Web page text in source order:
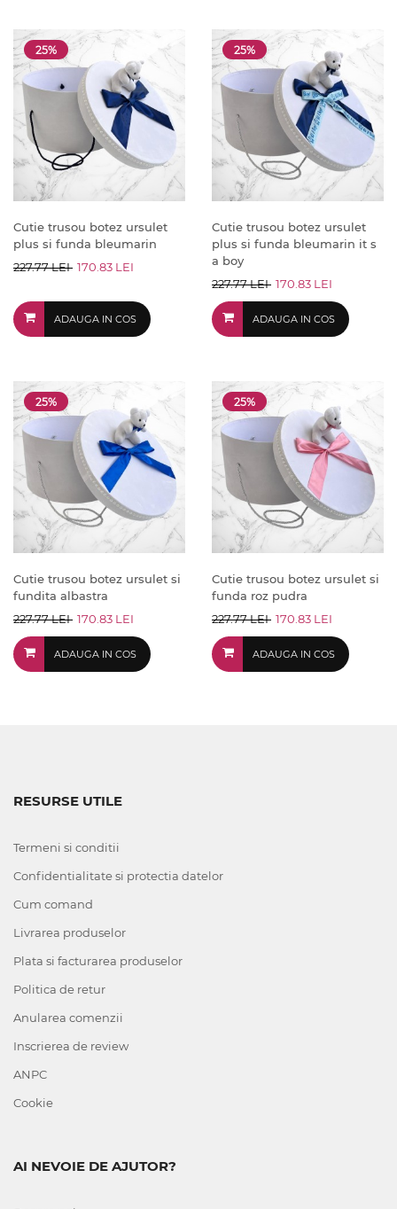
25%
Cutie trusou botez ursulet
plus si funda bleumarin
227.77 LEI 170.83 LEI
ADAUGA IN COS
25%
Cutie trusou botez ursulet
plus si funda bleumarin it s
a boy
227.77 LEI 170.83 LEI
ADAUGA IN COS
25%
Cutie trusou botez ursulet si
fundita albastra
227.77 LEI 170.83 LEI
ADAUGA IN COS
25%
Cutie trusou botez ursulet si
funda roz pudra
227.77 LEI 170.83 LEI
ADAUGA IN COS
RESURSE UTILE
Termeni si conditii
Confidentialitate si protectia datelor
Cum comand
Livrarea produselor
Plata si facturarea produselor
Politica de retur
Anularea comenzii
Inscrierea de review
ANPC
Cookie
AI NEVOIE DE AJUTOR?